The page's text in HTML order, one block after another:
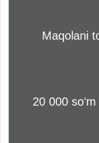
Maqolani
20 000